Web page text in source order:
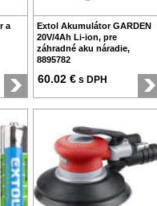
a
Extol Akumulátor GARDEN
20V/4Ah Li-ion, pre
záhradné aku náradie,
8895782
60.02 € s DPH